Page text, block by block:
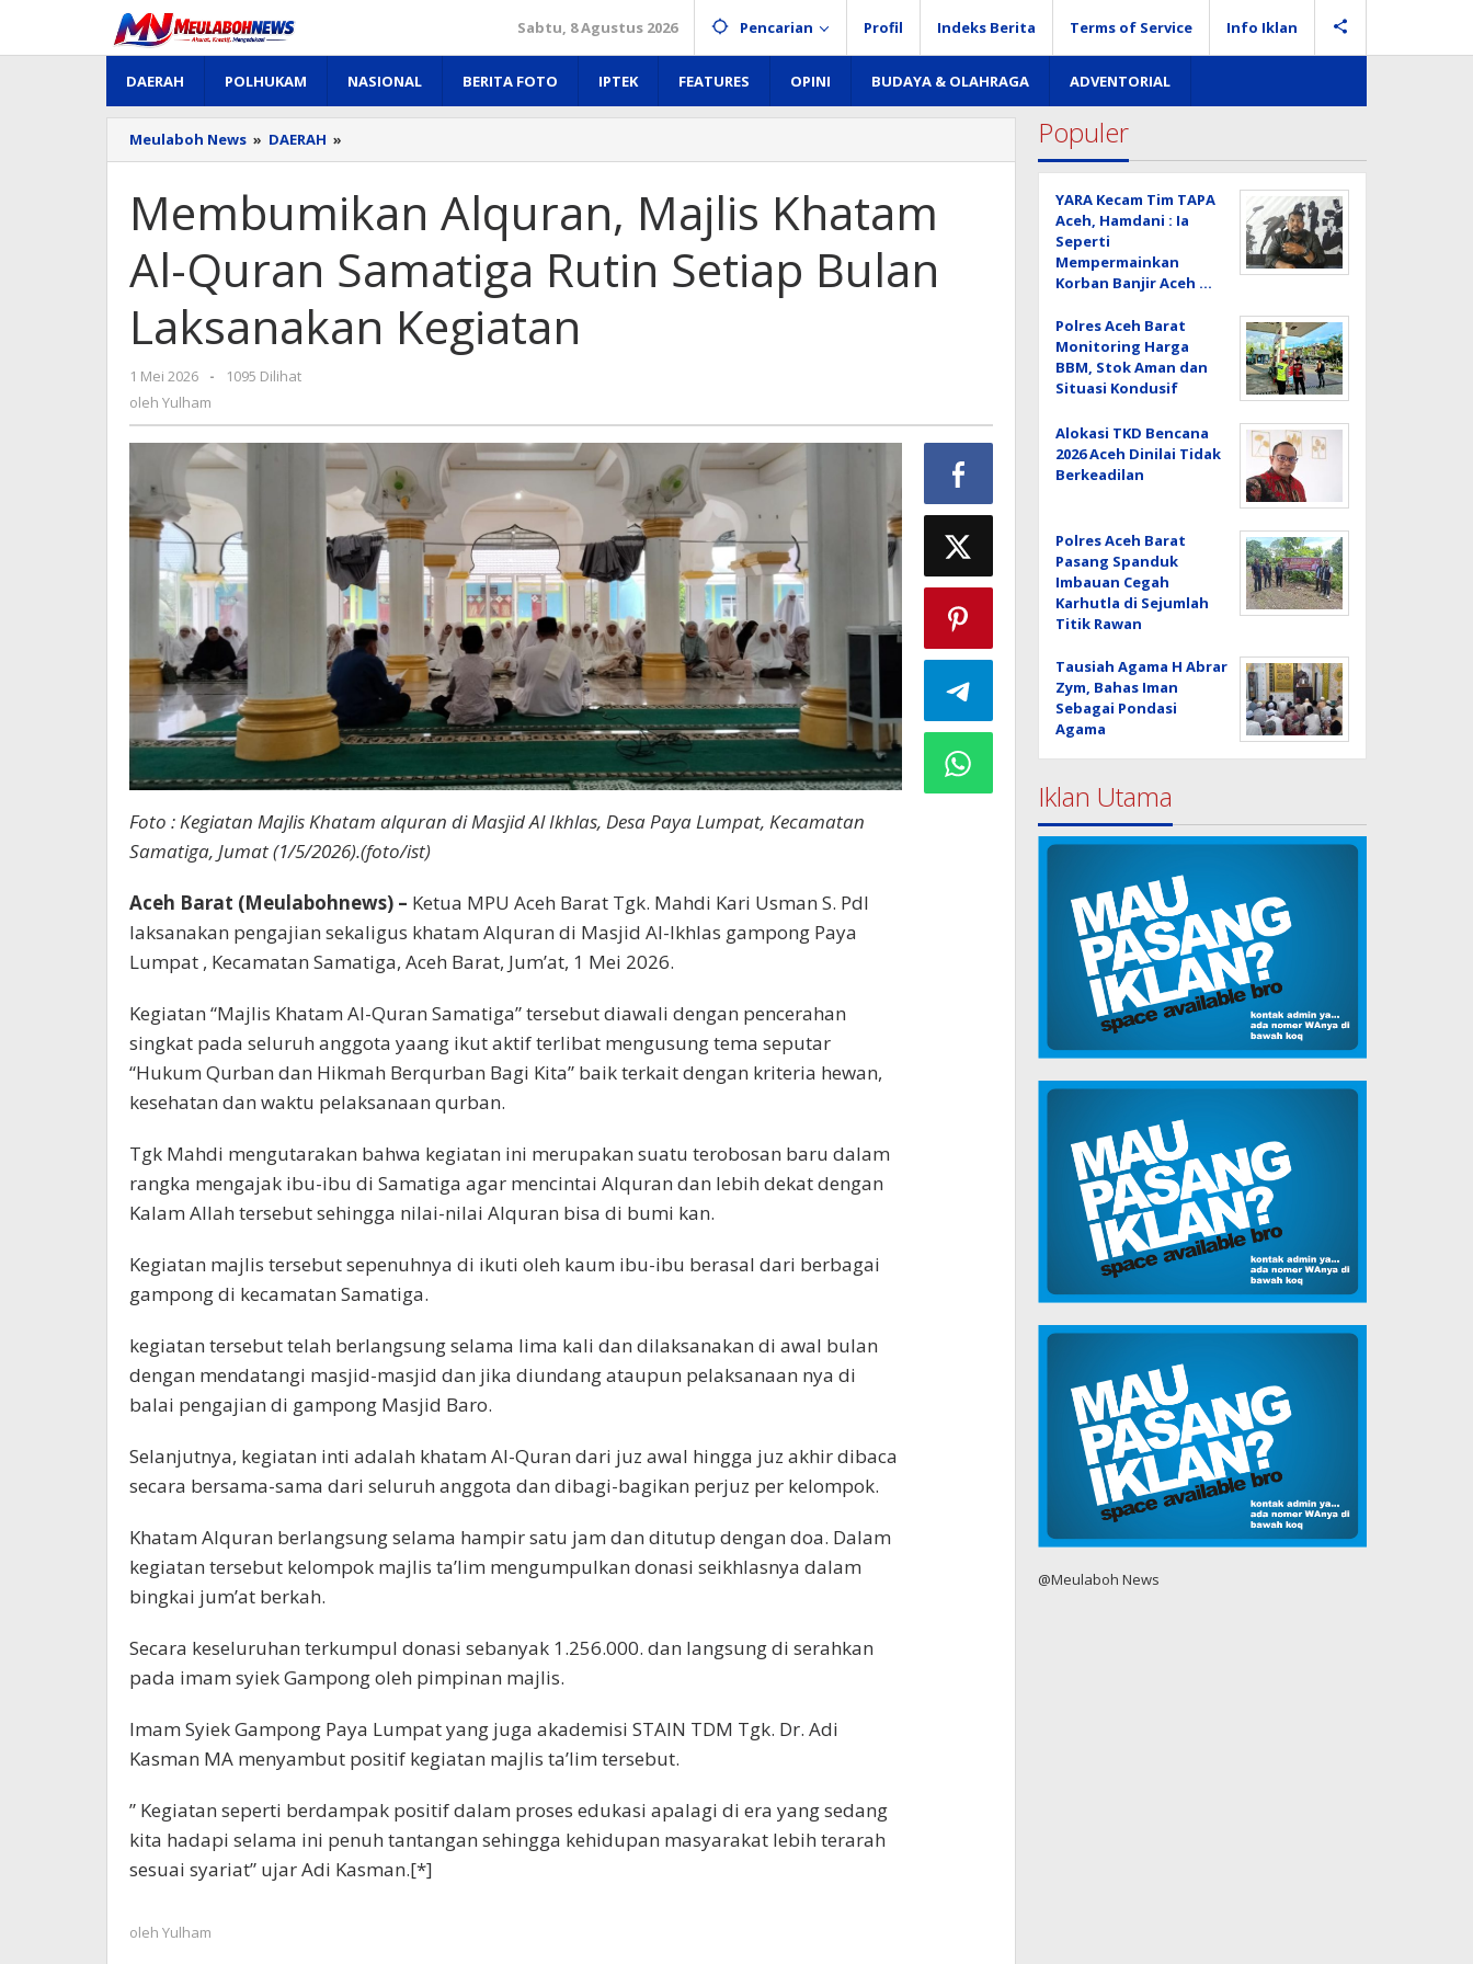
konten
Sabtu, 8 Agustus 2026 Pencarian Profil Indeks Berita Terms of Service Info Iklan
DAERAH POLHUKAM NASIONAL BERITA FOTO IPTEK FEATURES OPINI BUDAYA & OLAHRAGA ADVENTORIAL
Meulaboh News » DAERAH »
Alquran,
Khatam
Al-
Samatiga
Rutin
Bulan
Laksanakan
Membumikan Alquran, Majlis Khatam
Al-Quran Samatiga Rutin Setiap Bulan
Laksanakan Kegiatan
1 Mei 2026
oleh
-
1095 Dilihat
oleh Yulham
Foto : Kegiatan Majlis Khatam alquran di Masjid Al Ikhlas, Desa Paya Lumpat, Kecamatan
Samatiga, Jumat (1/5/2026).(foto/ist)
Aceh Barat (Meulabohnews) – Ketua MPU Aceh Barat Tgk. Mahdi Kari Usman S. PdI
laksanakan pengajian sekaligus khatam Alquran di Masjid Al-Ikhlas gampong Paya
Lumpat , Kecamatan Samatiga, Aceh Barat, Jum’at, 1 Mei 2026.
Kegiatan “Majlis Khatam Al-Quran Samatiga” tersebut diawali dengan pencerahan
singkat pada seluruh anggota yaang ikut aktif terlibat mengusung tema seputar
“Hukum Qurban dan Hikmah Berqurban Bagi Kita” baik terkait dengan kriteria hewan,
kesehatan dan waktu pelaksanaan qurban.
Tgk Mahdi mengutarakan bahwa kegiatan ini merupakan suatu terobosan baru dalam
rangka mengajak ibu-ibu di Samatiga agar mencintai Alquran dan lebih dekat dengan
Kalam Allah tersebut sehingga nilai-nilai Alquran bisa di bumi kan.
Kegiatan majlis tersebut sepenuhnya di ikuti oleh kaum ibu-ibu berasal dari berbagai
gampong di kecamatan Samatiga.
kegiatan tersebut telah berlangsung selama lima kali dan dilaksanakan di awal bulan
dengan mendatangi masjid-masjid dan jika diundang ataupun pelaksanaan nya di
balai pengajian di gampong Masjid Baro.
Selanjutnya, kegiatan inti adalah khatam Al-Quran dari juz awal hingga juz akhir dibaca
secara bersama-sama dari seluruh anggota dan dibagi-bagikan perjuz per kelompok.
Khatam Alquran berlangsung selama hampir satu jam dan ditutup dengan doa. Dalam
kegiatan tersebut kelompok majlis ta’lim mengumpulkan donasi seikhlasnya dalam
bingkai jum’at berkah.
Secara keseluruhan terkumpul donasi sebanyak 1.256.000. dan langsung di serahkan
pada imam syiek Gampong oleh pimpinan majlis.
Imam Syiek Gampong Paya Lumpat yang juga akademisi STAIN TDM Tgk. Dr. Adi
Kasman MA menyambut positif kegiatan majlis ta’lim tersebut.
” Kegiatan seperti berdampak positif dalam proses edukasi apalagi di era yang sedang
kita hadapi selama ini penuh tantangan sehingga kehidupan masyarakat lebih terarah
sesuai syariat” ujar Adi Kasman.[*]
oleh Yulham
Populer
YARA Kecam Tim TAPA
Aceh, Hamdani : Ia
Seperti
Mempermainkan
Korban Banjir Aceh …
Polres Aceh Barat
Monitoring Harga
BBM, Stok Aman dan
Situasi Kondusif
Alokasi TKD Bencana
2026 Aceh Dinilai Tidak
Berkeadilan
Polres Aceh Barat
Pasang Spanduk
Imbauan Cegah
Karhutla di Sejumlah
Titik Rawan
Tausiah Agama H Abrar
Zym, Bahas Iman
Sebagai Pondasi
Agama
Iklan Utama
@Meulaboh News